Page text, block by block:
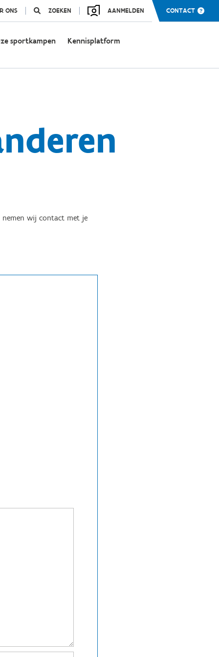
ONS ZOEKEN AANMELDEN CONTACT
sportkampen Kennisplatform
wij contact met je